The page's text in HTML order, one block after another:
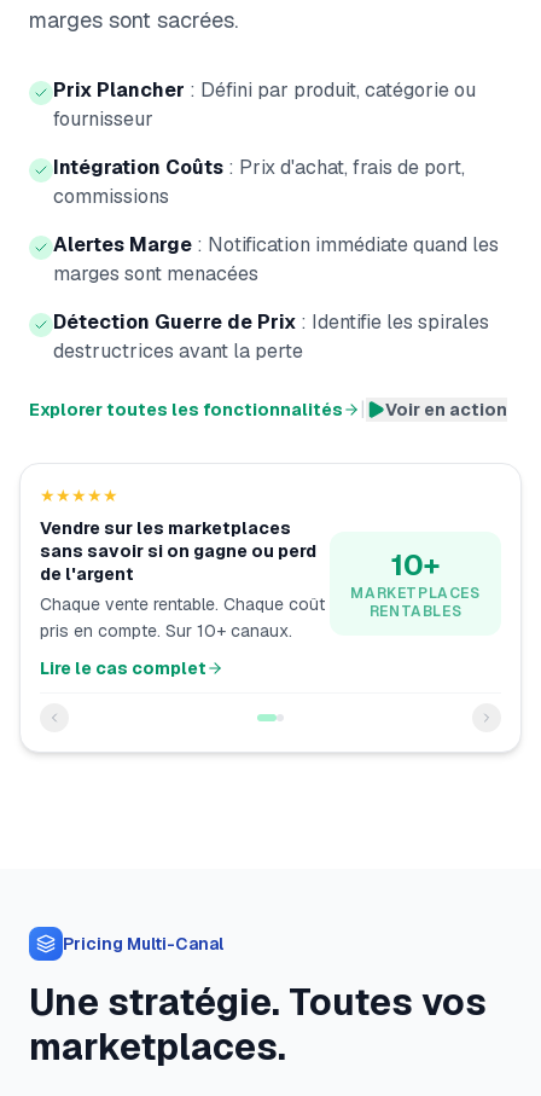
marges sont sacrées.
Prix Plancher : Défini par produit, catégorie ou
fournisseur
Intégration Coûts : Prix d'achat, frais de port,
commissions
Alertes Marge : Notification immédiate quand les
marges sont menacées
Détection Guerre de Prix : Identifie les spirales
destructrices avant la perte
Explorer toutes les fonctionnalités Voir en action
★★★★★
Vendre sur les marketplaces
sans savoir si on gagne ou perd
de l'argent
Chaque vente rentable. Chaque coût
pris en compte. Sur 10+ canaux.
Lire le cas complet
10+
MARKETPLACES
RENTABLES
Pricing Multi-Canal
Une stratégie. Toutes vos
marketplaces.